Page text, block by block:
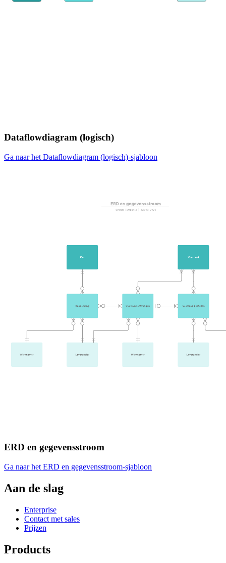
Dataflowdiagram (logisch)
Ga naar het Dataflowdiagram (logisch)-sjabloon
ERD en gegevensstroom
Ga naar het ERD en gegevensstroom-sjabloon
Aan de slag
Enterprise
Contact met sales
Prijzen
Products